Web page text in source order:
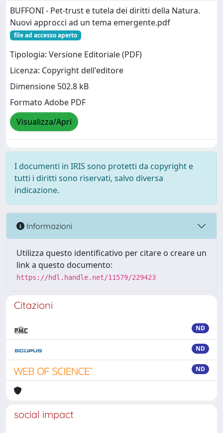
BUFFONI - Pet-trust e tutela dei diritti della Natura.
Nuovi approcci ad un tema emergente.pdf
file ad accesso aperto
Tipologia: Versione Editoriale (PDF)
Licenza: Copyright dell'editore
Dimensione 502.8 kB
Formato Adobe PDF
Visualizza/Apri
I documenti in IRIS sono protetti da copyright e
tutti i diritti sono riservati, salvo diversa
indicazione.
Informazioni
Utilizza questo identificativo per citare o creare un
link a questo documento:
https://hdl.handle.net/11579/229423
Citazioni
ND
ND
ND
social impact